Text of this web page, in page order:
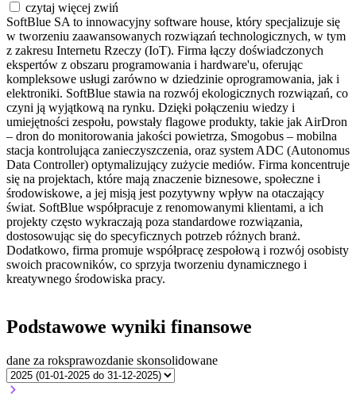
czytaj więcej zwiń
SoftBlue SA to innowacyjny software house, który specjalizuje się
w tworzeniu zaawansowanych rozwiązań technologicznych, w tym
z zakresu Internetu Rzeczy (IoT). Firma łączy doświadczonych
ekspertów z obszaru programowania i hardware'u, oferując
kompleksowe usługi zarówno w dziedzinie oprogramowania, jak i
elektroniki. SoftBlue stawia na rozwój ekologicznych rozwiązań, co
czyni ją wyjątkową na rynku. Dzięki połączeniu wiedzy i
umiejętności zespołu, powstały flagowe produkty, takie jak AirDron
– dron do monitorowania jakości powietrza, Smogobus – mobilna
stacja kontrolująca zanieczyszczenia, oraz system ADC (Autonomus
Data Controller) optymalizujący zużycie mediów. Firma koncentruje
się na projektach, które mają znaczenie biznesowe, społeczne i
środowiskowe, a jej misją jest pozytywny wpływ na otaczający
świat. SoftBlue współpracuje z renomowanymi klientami, a ich
projekty często wykraczają poza standardowe rozwiązania,
dostosowując się do specyficznych potrzeb różnych branż.
Dodatkowo, firma promuje współpracę zespołową i rozwój osobisty
swoich pracowników, co sprzyja tworzeniu dynamicznego i
kreatywnego środowiska pracy.
Podstawowe wyniki finansowe
dane za roksprawozdanie skonsolidowane